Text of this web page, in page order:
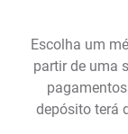
Escolha um
partir de uma
depósito terá